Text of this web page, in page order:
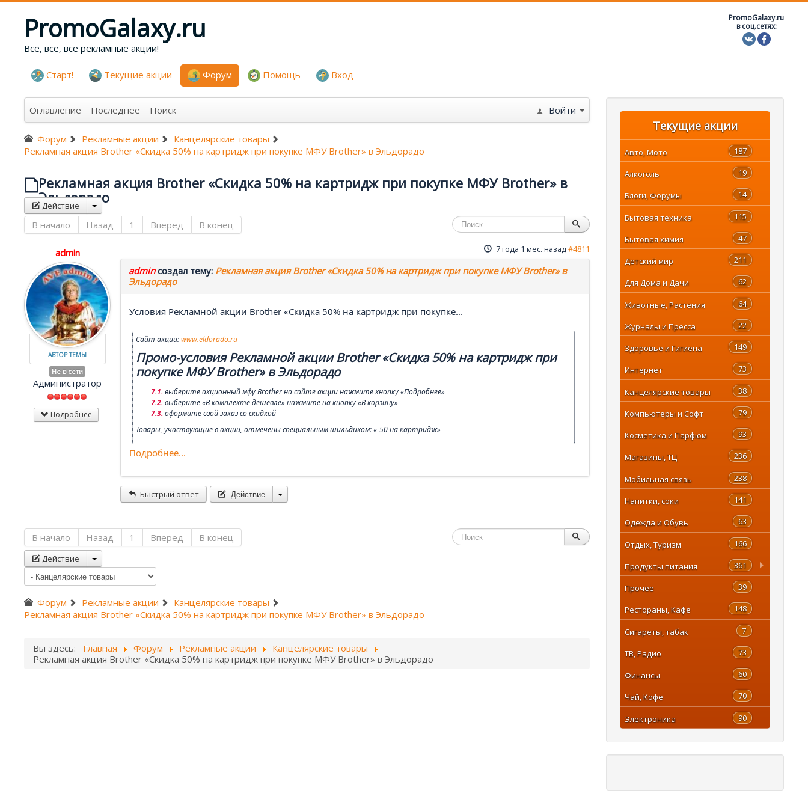
PromoGalaxy.ru
Все, все, все рекламные акции!
PromoGalaxy.ru
в соц.сетях:
Старт! Текущие акции Форум Помощь Вход
Оглавление Последнее Поиск Войти
Форум Рекламные акции
Канцелярские товары
Рекламная акция Brother «Скидка 50% на картридж при покупке МФУ Brother» в Эльдорадо
Рекламная акция Brother «Скидка 50% на картридж при покупке МФУ Brother» в
Эльдорадо
Действие
В начало Назад 1 Вперед В конец
admin
АВТОР ТЕМЫ
Не в сети
Администратор
Подробнее
7 года 1 мес. назад#4811
adminсоздал тему: Рекламная акция Brother «Скидка 50% на картридж при покупке МФУ Brother» в
Эльдорадо
Условия Рекламной акции Brother «Скидка 50% на картридж при покупке...
Сайт акции:www.eldorado.ru
Промо-условия Рекламной акции Brother «Скидка 50% на картридж при
покупке МФУ Brother» в Эльдорадо
выберите акционный мфу Brother на сайте акции нажмите кнопку «Подробнее»
выберите «В комплекте дешевле» нажмите на кнопку «В корзину»
оформите свой заказ со скидкой
Товары, участвующие в акции, отмечены специальным шильдиком: «-50 на картридж»
Подробнее...
Быстрый ответ Действие
В начало Назад 1 Вперед В конец
Действие
Форум Рекламные акции
Канцелярские товары
Рекламная акция Brother «Скидка 50% на картридж при покупке МФУ Brother» в Эльдорадо
Вы здесь: Главная Форум Рекламные акции
Канцелярские товары
Рекламная акция Brother «Скидка 50% на картридж при покупке МФУ Brother» в Эльдорадо
Текущие акции
187
Авто, Мото
19
Алкоголь
14
Блоги, Форумы
115
Бытовая техника
47
Бытовая химия
211
Детский мир
62
Для Дома и Дачи
64
Животные, Растения
22
Журналы и Пресса
149
Здоровье и Гигиена
73
Интернет
38
Канцелярские товары
79
Компьютеры и Софт
93
Косметика и Парфюм
236
Магазины, ТЦ
238
Мобильная связь
141
Напитки, соки
63
Одежда и Обувь
166
Отдых, Туризм
361
Продукты питания
39
Прочее
148
Рестораны, Кафе
7
Сигареты, табак
73
ТВ, Радио
60
Финансы
70
Чай, Кофе
90
Электроника